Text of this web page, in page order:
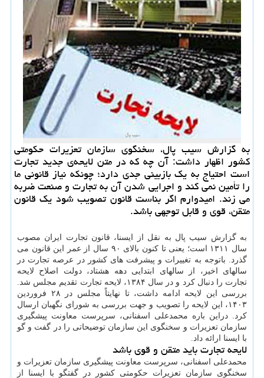
به گزارش سیب پال، سخنگوی سازمان تعزیرات حکومتی
کشور اظهار داشت: آن چه که در متن لایحه‌ی جدید تجارت
است احتیاج به یک بازبینی جدی دارد؛ چونکه نیاز قانونی ما
را تأمین نمی کند و اجرایی شدن آن به تجارت و صنعت ضربه
می زند. امیدوارم اگر بناست قانون تصویب شود یک قانون
متقن، قوی و قابل توجهی باشد.
به گزارش سیب پال به نقل از ایسنا، قانون تجارت ایران مصوب
سال ۱۳۱۱ است؛ یعنی تا کنون بالای ۹۰ سال از عمر این قانون می
گذرد. باتوجه به تغییرات و پیشرفت های کشور در عرصه تجارت در
سالهای اخیر، از سالهای ابتدایی دهه هشتاد، دولت اصلاح لایحه
تجارت را دنبال کرد و در سال ۱۳۸۴، لایحه تجارت تقدیم مجلس شد.
بررسی این لایحه ادامه داشت، تا نهایتاً مجلس در ۲۸ فروردین
۱۴۰۳، این لایحه را تصویب و جهت بررسی به شورای نگهبان ارسال
کرد. دراین باره محمدعلی اسفنانی، سرپرست معاونت پیشگیری
سازمان تعزیرات و سخنگوی این سازمان توضیحاتی را در گفت و گو
با ایسنا ارائه داد.
لایحه تجارت باید متقن و قوی باشد
محمدعلی اسفنانی، سرپرست معاونت پیشگیری سازمان تعزیرات و
سخنگوی سازمان تعزیرات حکومتی کشور در گفتگو با ایسنا از